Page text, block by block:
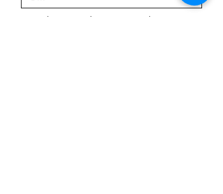
Hoe kwam je bij mij terecht?